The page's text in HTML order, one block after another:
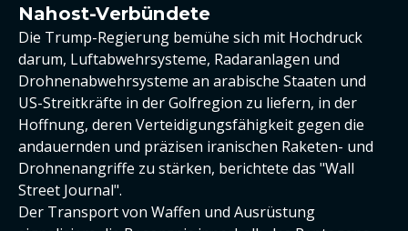
Nahost-Verbündete
Die Trump-Regierung bemühe sich mit Hochdruck
darum, Luftabwehrsysteme, Radaranlagen und
Drohnenabwehrsysteme an arabische Staaten und
US-Streitkräfte in der Golfregion zu liefern, in der
Hoffnung, deren Verteidigungsfähigkeit gegen die
andauernden und präzisen iranischen Raketen- und
Drohnenangriffe zu stärken, berichtete das "Wall
Street Journal".
Der Transport von Waffen und Ausrüstung